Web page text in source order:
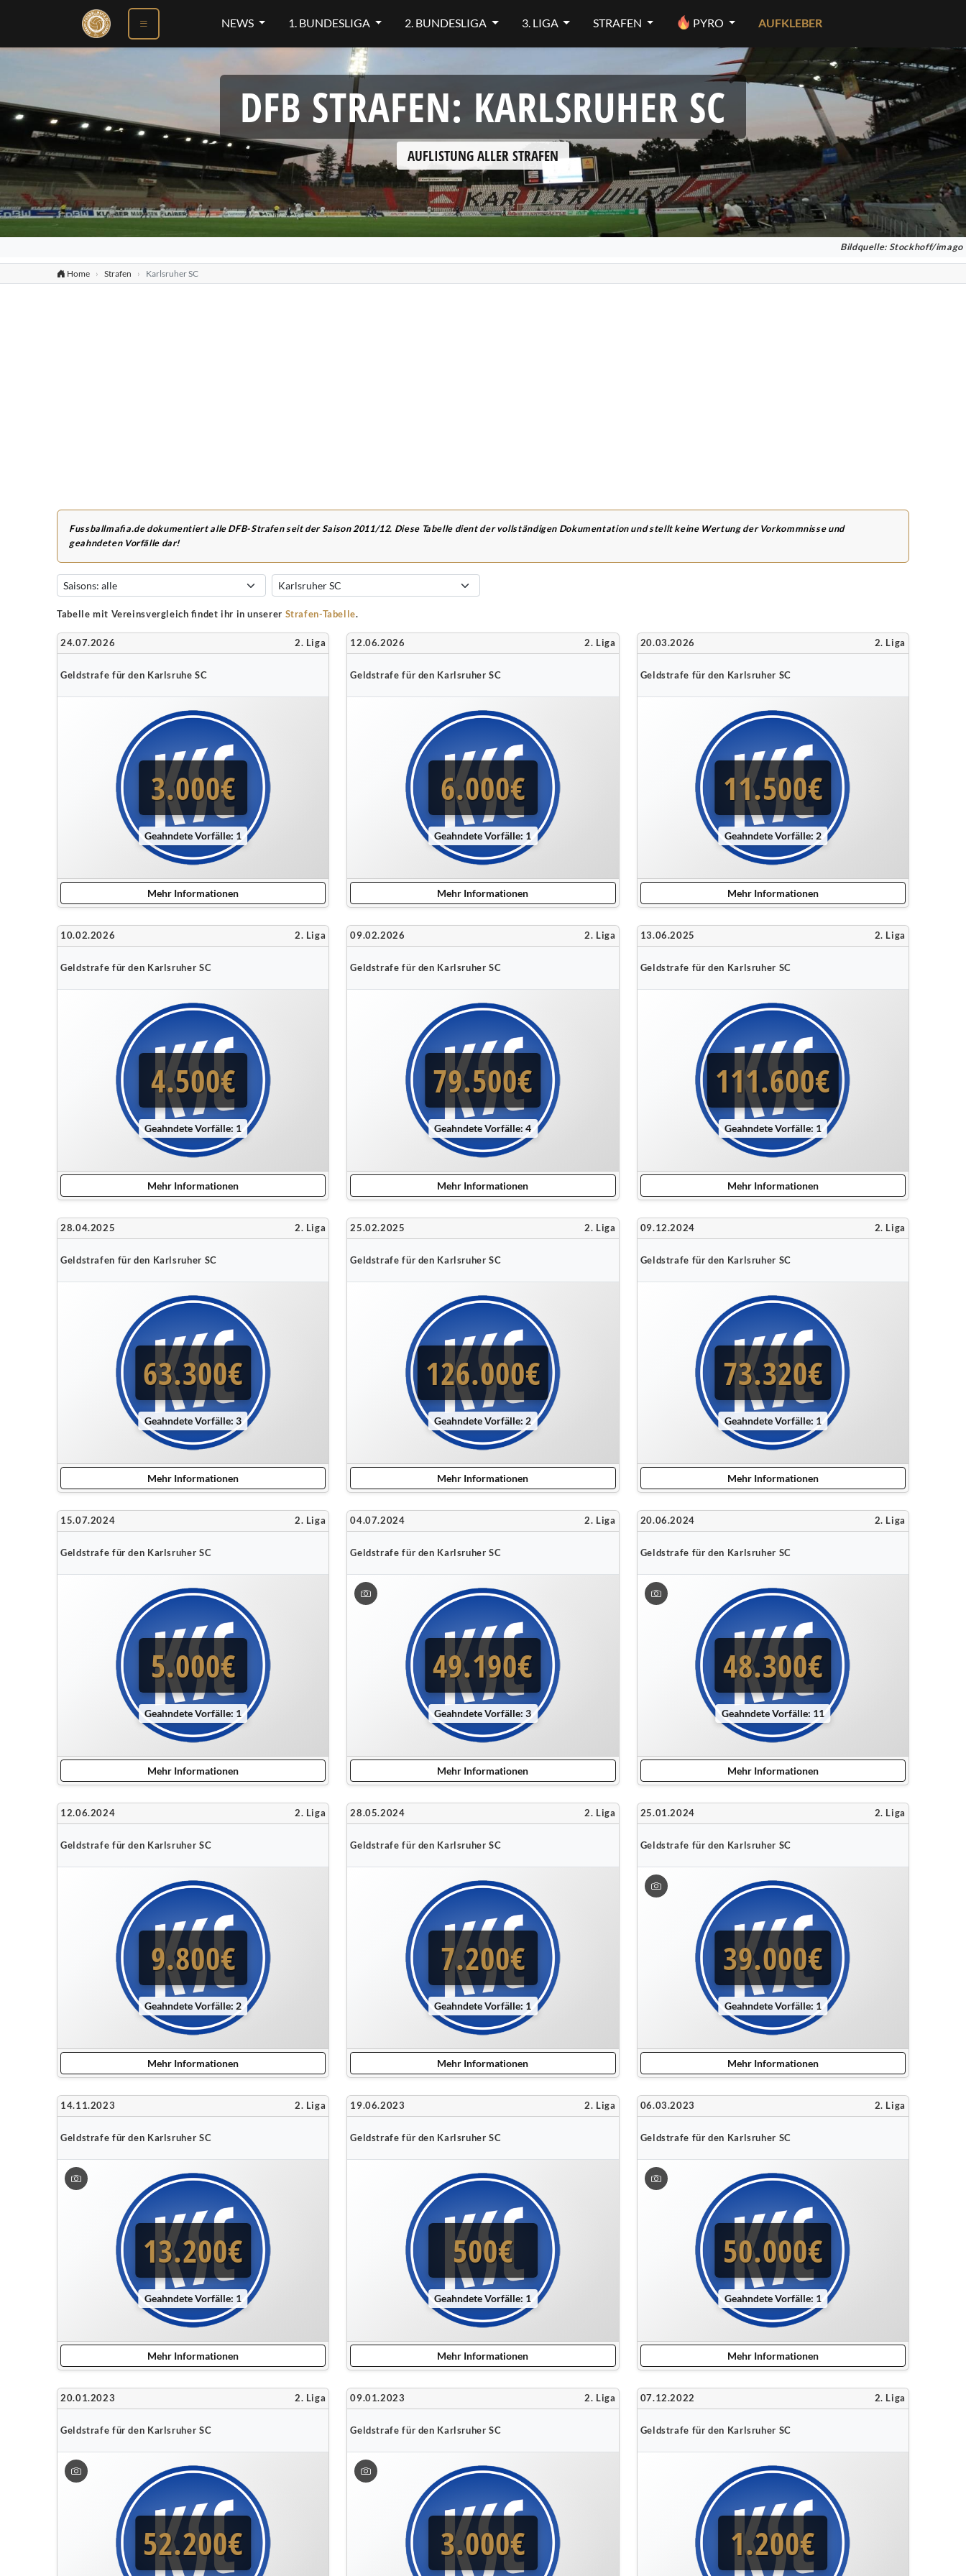
NEWS 1. BUNDESLIGA 2. BUNDESLIGA 3. LIGA STRAFEN PYRO AUFKLEBER
DFB STRAFEN: KARLSRUHER SC
AUFLISTUNG ALLER STRAFEN
Bildquelle: Stockhoff/imago
Home Strafen Karlsruher SC
Fussballmafia.de dokumentiert alle DFB-Strafen seit der Saison 2011/12. Diese Tabelle dient der vollständigen Dokumentation und stellt keine Wertung der Vorkommnisse und
geahndeten Vorfälle dar!
Tabelle mit Vereinsvergleich findet ihr in unserer Strafen-Tabelle.
24.07.2026 2. Liga
Geldstrafe für den Karlsruhe SC
3.000€
Geahndete Vorfälle: 1
Mehr Informationen
12.06.2026 2. Liga
Geldstrafe für den Karlsruher SC
6.000€
Geahndete Vorfälle: 1
Mehr Informationen
20.03.2026 2. Liga
Geldstrafe für den Karlsruher SC
11.500€
Geahndete Vorfälle: 2
Mehr Informationen
10.02.2026 2. Liga
Geldstrafe für den Karlsruher SC
4.500€
Geahndete Vorfälle: 1
Mehr Informationen
09.02.2026 2. Liga
Geldstrafe für den Karlsruher SC
79.500€
Geahndete Vorfälle: 4
Mehr Informationen
13.06.2025 2. Liga
Geldstrafe für den Karlsruher SC
111.600€
Geahndete Vorfälle: 1
Mehr Informationen
28.04.2025 2. Liga
Geldstrafen für den Karlsruher SC
63.300€
Geahndete Vorfälle: 3
Mehr Informationen
25.02.2025 2. Liga
Geldstrafe für den Karlsruher SC
126.000€
Geahndete Vorfälle: 2
Mehr Informationen
09.12.2024 2. Liga
Geldstrafe für den Karlsruher SC
73.320€
Geahndete Vorfälle: 1
Mehr Informationen
15.07.2024 2. Liga
Geldstrafe für den Karlsruher SC
5.000€
Geahndete Vorfälle: 1
Mehr Informationen
04.07.2024 2. Liga
Geldstrafe für den Karlsruher SC
49.190€
Geahndete Vorfälle: 3
Mehr Informationen
20.06.2024 2. Liga
Geldstrafe für den Karlsruher SC
48.300€
Geahndete Vorfälle: 11
Mehr Informationen
12.06.2024 2. Liga
Geldstrafe für den Karlsruher SC
9.800€
Geahndete Vorfälle: 2
Mehr Informationen
28.05.2024 2. Liga
Geldstrafe für den Karlsruher SC
7.200€
Geahndete Vorfälle: 1
Mehr Informationen
25.01.2024 2. Liga
Geldstrafe für den Karlsruher SC
39.000€
Geahndete Vorfälle: 1
Mehr Informationen
14.11.2023 2. Liga
Geldstrafe für den Karlsruher SC
13.200€
Geahndete Vorfälle: 1
Mehr Informationen
19.06.2023 2. Liga
Geldstrafe für den Karlsruher SC
500€
Geahndete Vorfälle: 1
Mehr Informationen
06.03.2023 2. Liga
Geldstrafe für den Karlsruher SC
50.000€
Geahndete Vorfälle: 1
Mehr Informationen
20.01.2023 2. Liga
Geldstrafe für den Karlsruher SC
52.200€
09.01.2023 2. Liga
Geldstrafe für den Karlsruher SC
3.000€
07.12.2022 2. Liga
Geldstrafe für den Karlsruher SC
1.200€